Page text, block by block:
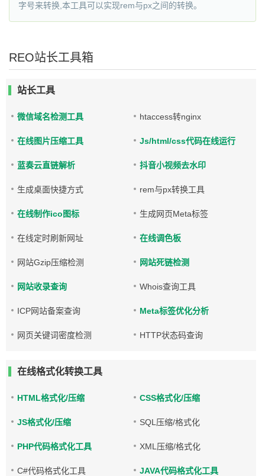
字号来转换,本工具可以实现rem与px之间的转换。
REO站长工具箱
站长工具
微信域名检测工具 htaccess转nginx
在线图片压缩工具 Js/html/css代码在线运行
蓝奏云直链解析 抖音小视频去水印
生成桌面快捷方式 rem与px转换工具
在线制作ico图标 生成网页Meta标签
在线定时刷新网址 在线调色板
网站Gzip压缩检测 网站死链检测
网站收录查询 Whois查询工具
ICP网站备案查询 Meta标签优化分析
网页关键词密度检测 HTTP状态码查询
在线格式化转换工具
HTML格式化/压缩 CSS格式化/压缩
JS格式化/压缩 SQL压缩/格式化
PHP代码格式化工具 XML压缩/格式化
C#代码格式化工具 JAVA代码格式化工具